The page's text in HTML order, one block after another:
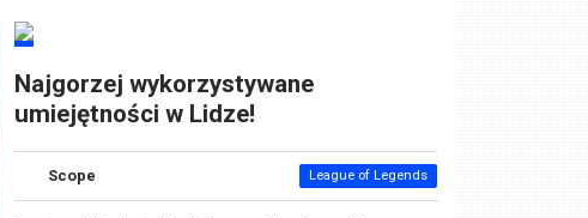
Najgorzej wykorzystywane
umiejętności w Lidze!
Scope League of Legends